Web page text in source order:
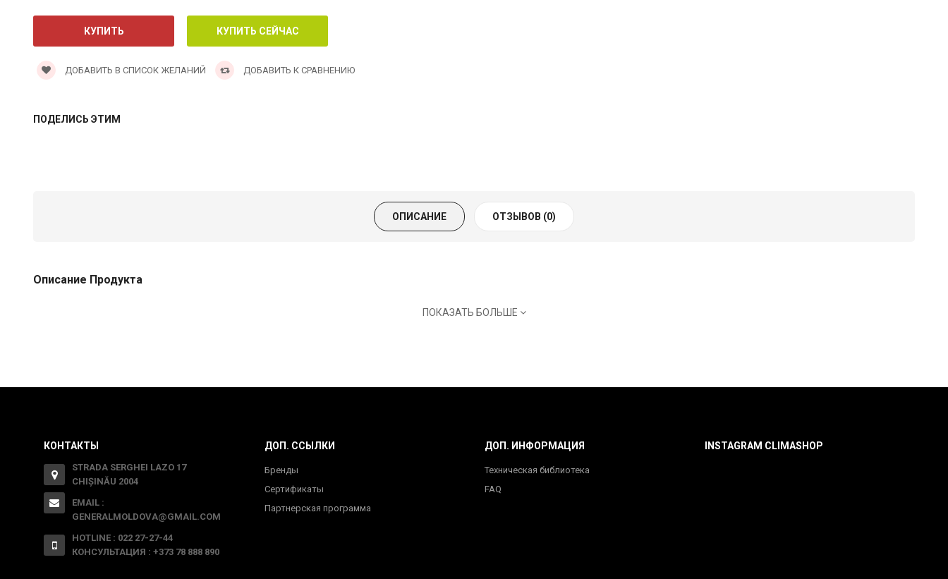
ДОБАВИТЬ В СПИСОК ЖЕЛАНИЙ ДОБАВИТЬ К СРАВНЕНИЮ
ПОДЕЛИСЬ ЭТИМ
ОПИСАНИЕ ОТЗЫВОВ (0)
Описание Продукта
ПОКАЗАТЬ БОЛЬШЕ
КОНТАКТЫ
STRADA SERGHEI LAZO 17
CHIȘINĂU 2004
EMAIL :
GENERALMOLDOVA@GMAIL.COM
HOTLINE : 022 27-27-44
КОНСУЛЬТАЦИЯ : +373 78 888 890
ДОП. ССЫЛКИ
Бренды
Сертификаты
Партнерская программа
ДОП. ИНФОРМАЦИЯ
Техническая библиотека
FAQ
INSTAGRAM CLIMASHOP